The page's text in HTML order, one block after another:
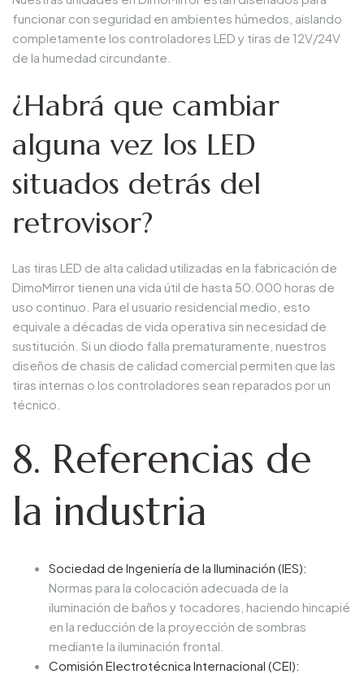
funcionar con seguridad en ambientes húmedos, aislando
completamente los controladores LED y tiras de 12V/24V
de la humedad circundante.
¿Habrá que cambiar
alguna vez los LED
situados detrás del
retrovisor?
Las tiras LED de alta calidad utilizadas en la fabricación de
DimoMirror tienen una vida útil de hasta 50.000 horas de
uso continuo. Para el usuario residencial medio, esto
equivale a décadas de vida operativa sin necesidad de
sustitución. Si un diodo falla prematuramente, nuestros
diseños de chasis de calidad comercial permiten que las
tiras internas o los controladores sean reparados por un
técnico.
8. Referencias de
la industria
Sociedad de Ingeniería de la Iluminación (IES):
Normas para la colocación adecuada de la
iluminación de baños y tocadores, haciendo hincapié
en la reducción de la proyección de sombras
mediante la iluminación frontal.
Comisión Electrotécnica Internacional (CEI):